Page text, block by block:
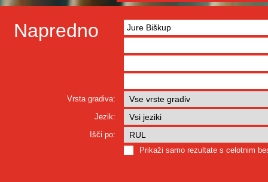
Napredno
Vrsta gradiva:
Jezik:
Išči po:
Prikaži samo rezultate s celotnim